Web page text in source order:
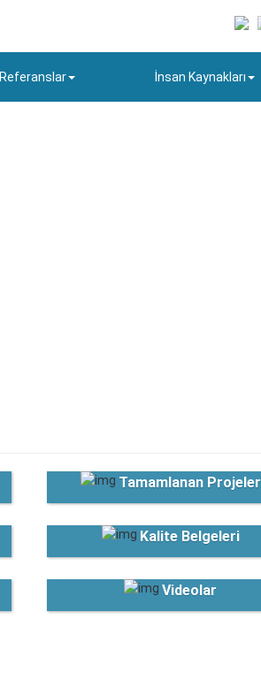
Referanslar İnsan Kaynakları
Tamamlanan Projeler
Kalite Belgeleri
Videolar